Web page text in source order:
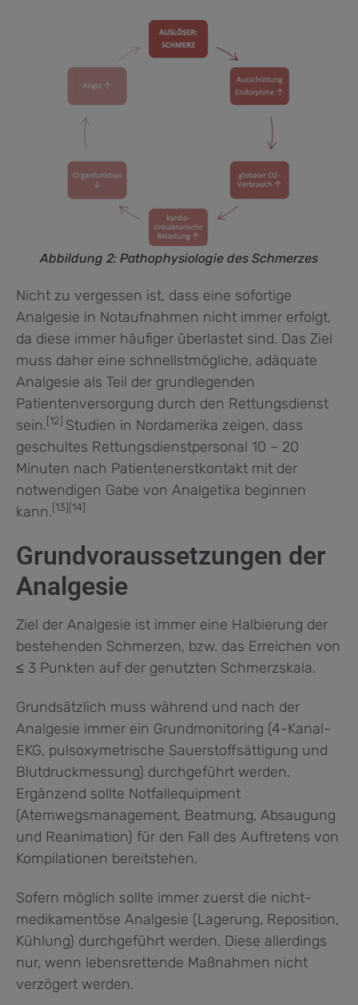
Abbildung 2: Pathophysiologie des Schmerzes
Nicht zu vergessen ist, dass eine sofortige
Analgesie in Notaufnahmen nicht immer erfolgt,
da diese immer häufiger überlastet sind. Das Ziel
muss daher eine schnellstmögliche, adäquate
Analgesie als Teil der grundlegenden
Patientenversorgung durch den Rettungsdienst
sein.[12] Studien in Nordamerika zeigen, dass
geschultes Rettungsdienstpersonal 10 – 20
Minuten nach Patientenerstkontakt mit der
notwendigen Gabe von Analgetika beginnen
kann.[13][14]
Grundvoraussetzungen der
Analgesie
Ziel der Analgesie ist immer eine Halbierung der
bestehenden Schmerzen, bzw. das Erreichen von
≤ 3 Punkten auf der genutzten Schmerzskala.
Grundsätzlich muss während und nach der
Analgesie immer ein Grundmonitoring (4-Kanal-
EKG, pulsoxymetrische Sauerstoffsättigung und
Blutdruckmessung) durchgeführt werden.
Ergänzend sollte Notfallequipment
(Atemwegsmanagement, Beatmung, Absaugung
und Reanimation) für den Fall des Auftretens von
Kompilationen bereitstehen.
Sofern möglich sollte immer zuerst die nicht-
medikamentöse Analgesie (Lagerung, Reposition,
Kühlung) durchgeführt werden. Diese allerdings
nur, wenn lebensrettende Maßnahmen nicht
verzögert werden.